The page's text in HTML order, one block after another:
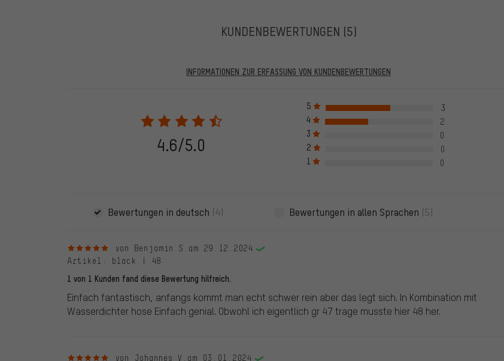
KUNDENBEWERTUNGEN (5)
INFORMATIONEN ZUR ERFASSUNG VON KUNDENBEWERTUNGEN
28.05.2022 werden nur Bewertungen veröffentlicht, die auch verifiziert sind, das bedeutet, dass bei Bewertung auch
eine Bestellnummer angegeben wird. Wir schalten die Bewertung nur nach erfolgreicher Überprüfung der Bestellnummer
frei. Alle verifizierten Bewertungen sind mit einem grünen Haken markiert, das gilt für alle verifizierten Bewertungen bis zu
dem 28.05.2022 und ab dem 28.05.2022. Vor dem 28.05.2022 wurden auch Bewertungen von Kunden aufgenommen, die
die bewertete Ware nicht bei uns gekauft haben. Diese Bewertungen sind nicht mit einem grünen Haken markiert. Wir
veröffentlichen alle ordnungsgemäß abgegebenen Bewertungen.
4.6/5.0
5
3
4
2
3
0
2
0
1
0
Bewertungen in deutsch (4) Bewertungen in allen Sprachen (5)
5 von 5 Sternenvon Benjamin S. am 29.12.2024
Artikel : black | 48
1 von 1 Kunden fand diese Bewertung hilfreich.
Einfach fantastisch, anfangs kommt man echt schwer rein aber das legt sich. In Kombination mit
Wasserdichter hose Einfach genial. Obwohl ich eigentlich gr 47 trage musste hier 48 her.
5 von 5 Sternenvon Johannes V. am 03.01.2024